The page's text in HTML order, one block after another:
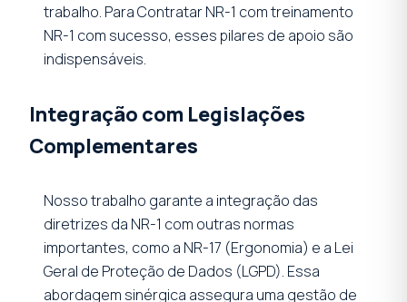
trabalho. Para Contratar NR-1 com treinamento
NR-1 com sucesso, esses pilares de apoio são
indispensáveis.
Integração com Legislações
Complementares
Nosso trabalho garante a integração das
diretrizes da NR-1 com outras normas
importantes, como a NR-17 (Ergonomia) e a Lei
Geral de Proteção de Dados (LGPD). Essa
abordagem sinérgica assegura uma gestão de